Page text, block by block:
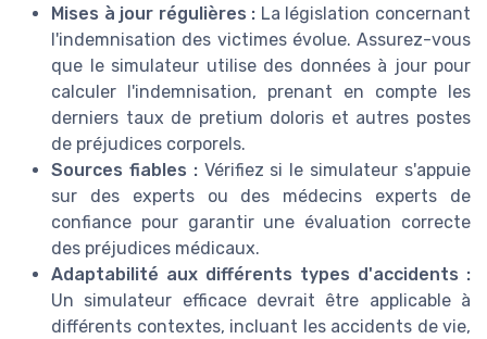
Mises à jour régulières : La législation concernant
l'indemnisation des victimes évolue. Assurez-vous
que le simulateur utilise des données à jour pour
calculer l'indemnisation, prenant en compte les
derniers taux de pretium doloris et autres postes
de préjudices corporels.
Sources fiables :Vérifiez si le simulateur s'appuie
sur des experts ou des médecins experts de
confiance pour garantir une évaluation correcte
des préjudices médicaux.
Adaptabilité aux différents types d'accidents :
Un simulateur efficace devrait être applicable à
différents contextes, incluant les accidents de vie,